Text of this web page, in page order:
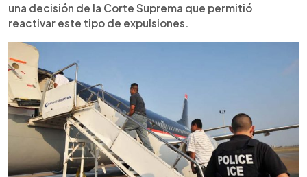
una decisión de la Corte Suprema que permitió
reactivar este tipo de expulsiones.